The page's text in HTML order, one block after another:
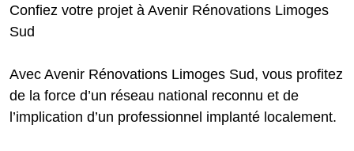
Confiez votre projet à Avenir Rénovations Limoges
Sud
Avec Avenir Rénovations Limoges Sud, vous profitez
de la force d’un réseau national reconnu et de
l’implication d’un professionnel implanté localement.